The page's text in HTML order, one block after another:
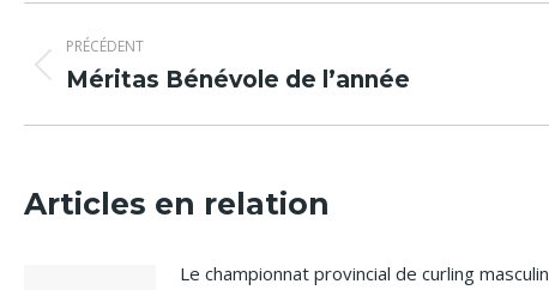
Navigation
article
PRÉCÉDENT
Article
Méritas Bénévole de l’année
Articles en relation
Le championnat provincial de curling masculin